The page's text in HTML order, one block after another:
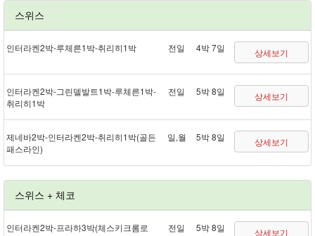
스위스
인터라켄 2박 - 루체른 1박 - 취리히 1박 전일 4박 7일 상세보기
인터라켄 2박 - 그린델발트 1박 - 루체른 1박 -
취리히 1박
전일 5박 8일 상세보기
제네바 2박 - 인터라켄 2박 - 취리히 1박(골든
패스 라인)
일,월 5박 8일 상세보기
스위스 + 체코
인터라켄 2박 - 프라하 3박(체스키크롬로
전일 5박 8일 상세보기